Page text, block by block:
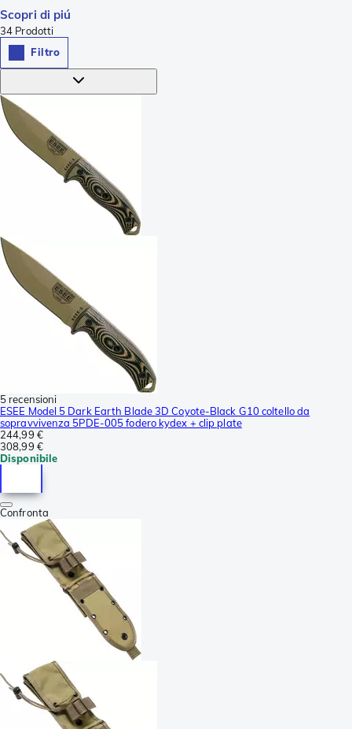
Scopri di piú
34 Prodotti
Filtro
5 recensioni
ESEE Model 5 Dark Earth Blade 3D Coyote-Black G10 coltello da
sopravvivenza 5PDE-005 fodero kydex + clip plate
244,99 €
308,99 €
Disponibile
Confronta